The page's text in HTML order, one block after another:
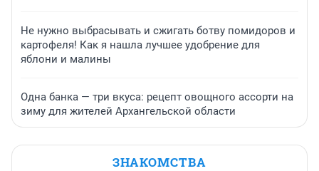
Не нужно выбрасывать и сжигать ботву помидоров и
картофеля! Как я нашла лучшее удобрение для
яблони и малины
Одна банка — три вкуса: рецепт овощного ассорти на
зиму для жителей Архангельской области
ЗНАКОМСТВА